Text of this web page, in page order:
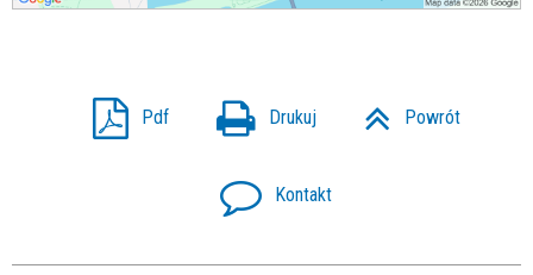
Pdf Drukuj Powrót
Kontakt